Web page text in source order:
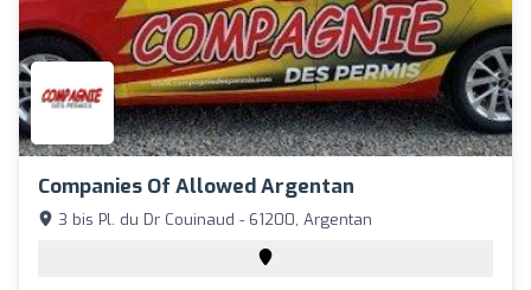
Companies Of Allowed Argentan
3 bis Pl. du Dr Couinaud - 61200, Argentan